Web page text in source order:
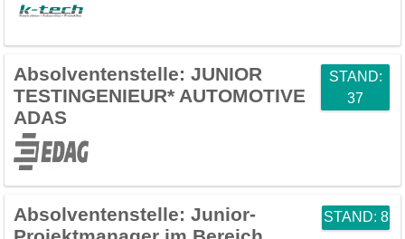
Absolventenstelle: JUNIOR
TESTINGENIEUR* AUTOMOTIVE
ADAS
STAND:
37
Absolventenstelle: Junior-
STAND: 8